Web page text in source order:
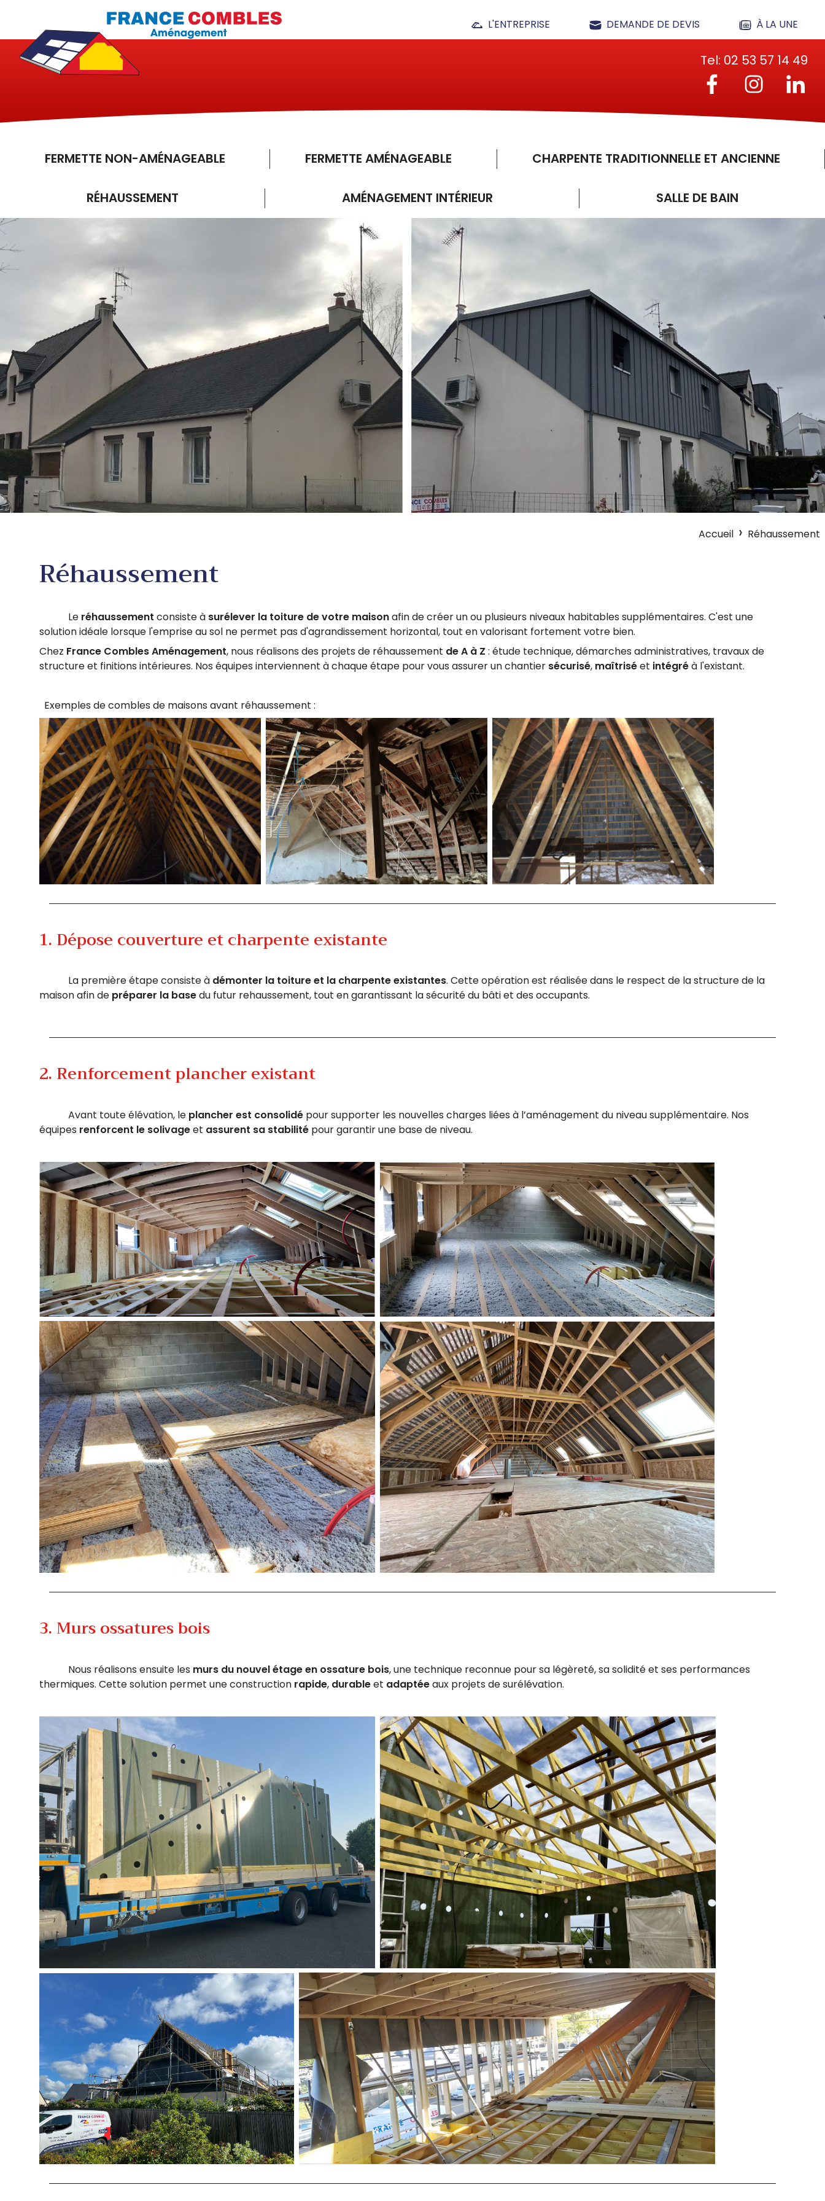
L'ENTREPRISE
DEMANDE DE DEVIS À LA UNE
Tel: 02 53 57 14 49
FERMETTE NON-AMÉNAGEABLE FERMETTE AMÉNAGEABLE CHARPENTE TRADITIONNELLE ET ANCIENNE
RÉHAUSSEMENT AMÉNAGEMENT INTÉRIEUR SALLE DE BAIN
Accueil Réhaussement
Réhaussement
Le réhaussement consiste à surélever la toiture de votre maisonafin de créer un ou plusieurs niveaux habitables supplémentaires. C'est une
solution idéale lorsque l'emprise au sol ne permet pas d'agrandissement horizontal, tout en valorisant fortement votre bien.
Chez France Combles Aménagement, nous réalisons des projets de réhaussement de A à Z : étude technique, démarches administratives, travaux de
structure et finitions intérieures. Nos équipes interviennent à chaque étape pour vous assurer un chantier sécurisé, maîtriséet intégréà l'existant.
Exemples de combles de maisons avant réhaussement :
1. Dépose couverture et charpente existante
La première étape consiste à démonter la toiture et la charpente existantes. Cette opération est réalisée dans le respect de la structure de la
maison afin de préparer la basedu futur rehaussement, tout en garantissant la sécurité du bâti et des occupants.
2. Renforcement plancher existant
Avant toute élévation, le plancher est consolidé pour supporter les nouvelles charges liées à l’aménagement du niveau supplémentaire. Nos
équipes renforcent le solivageet assurent sa stabilité pour garantir une base de niveau.
3. Murs ossatures bois
Nous réalisons ensuite les murs du nouvel étage en ossature bois, une technique reconnue pour sa légèreté, sa solidité et ses performances
thermiques. Cette solution permet une construction rapide, durableet adaptéeaux projets de surélévation.